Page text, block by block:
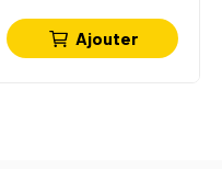
Ajouter